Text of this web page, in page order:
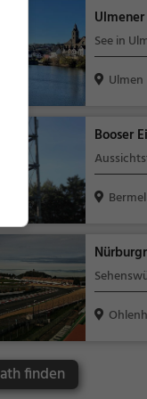
See in
Ulmen
Booser
Bermel
finden